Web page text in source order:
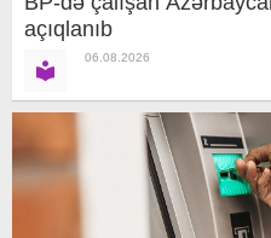
açıqlanıb
06.08.2026